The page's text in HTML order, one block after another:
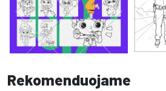
Rekomenduojame